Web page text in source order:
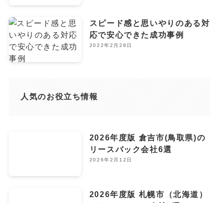
スピード感と思いやりのある対
応で安心できた成功事例
2022年2月28日
人気のお役立ち情報
2026年度版 倉吉市(鳥取県)の
リースバック会社6選
2026年2月12日
2026年度版 札幌市（北海道）